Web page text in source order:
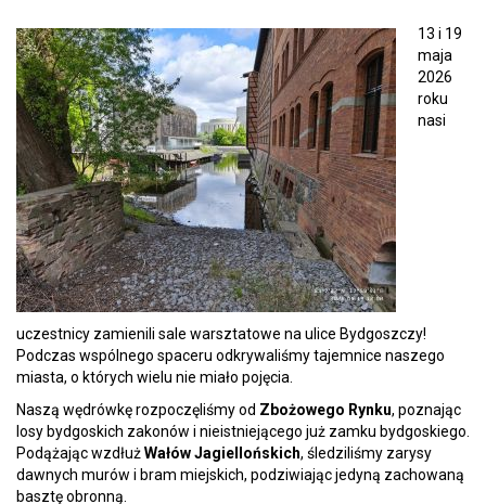
13 i 19
maja
2026
roku
nasi
uczestnicy zamienili sale warsztatowe na ulice Bydgoszczy!
Podczas wspólnego spaceru odkrywaliśmy tajemnice naszego
miasta, o których wielu nie miało pojęcia.
Naszą wędrówkę rozpoczęliśmy od Zbożowego Rynku, poznając
losy bydgoskich zakonów i nieistniejącego już zamku bydgoskiego.
Podążając wzdłużWałów Jagiellońskich, śledziliśmy zarysy
dawnych murów i bram miejskich, podziwiając jedyną zachowaną
basztę obronną.